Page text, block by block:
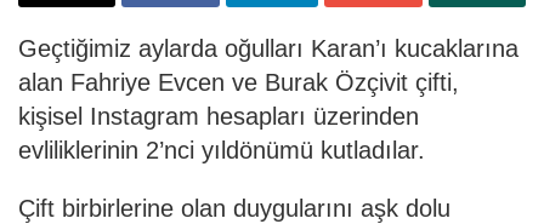
Geçtiğimiz aylarda oğulları Karan’ı kucaklarına
alan Fahriye Evcen ve Burak Özçivit çifti,
kişisel Instagram hesapları üzerinden
evliliklerinin 2’nci yıldönümü kutladılar.
Çift birbirlerine olan duygularını aşk dolu